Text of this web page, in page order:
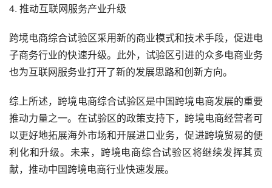
4. 推动互联网服务产业升级
跨境电商综合试验区采用新的商业模式和技术手段，促进电
子商务行业的快速升级。此外，试验区引进的众多电商业务
也为互联网服务业打开了新的发展思路和创新方向。
综上所述，跨境电商综合试验区是中国跨境电商发展的重要
推动力量之一。在试验区的政策支持下，跨境电商经营者可
以更好地拓展海外市场和开展进口业务，促进跨境贸易的便
利化和升级。未来，跨境电商综合试验区将继续发挥其贡
献，推动中国跨境电商行业快速发展。